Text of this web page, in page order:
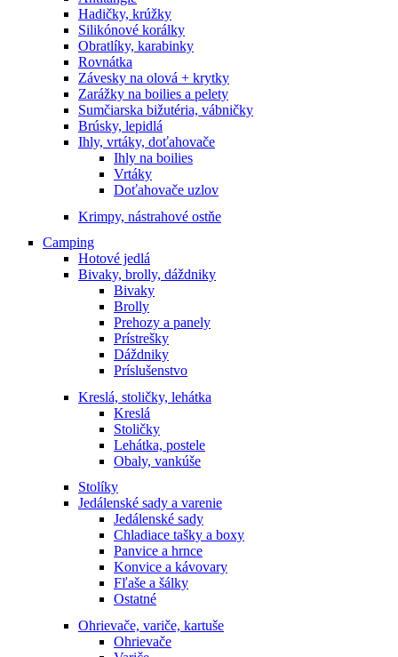
Hadičky, krúžky
Silikónové korálky
Obratlíky, karabinky
Rovnátka
Závesky na olová + krytky
Zarážky na boilies a pelety
Sumčiarska bižutéria, vábničky
Brúsky, lepidlá
Ihly, vrtáky, doťahovače
Ihly na boilies
Vrtáky
Doťahovače uzlov
Krimpy, nástrahové ostňe
Camping
Hotové jedlá
Bivaky, brolly, dáždniky
Bivaky
Brolly
Prehozy a panely
Prístrešky
Dáždniky
Príslušenstvo
Kreslá, stoličky, lehátka
Kreslá
Stoličky
Lehátka, postele
Obaly, vankúše
Stolíky
Jedálenské sady a varenie
Jedálenské sady
Chladiace tašky a boxy
Panvice a hrnce
Konvice a kávovary
Fľaše a šálky
Ostatné
Ohrievače, variče, kartuše
Ohrievače